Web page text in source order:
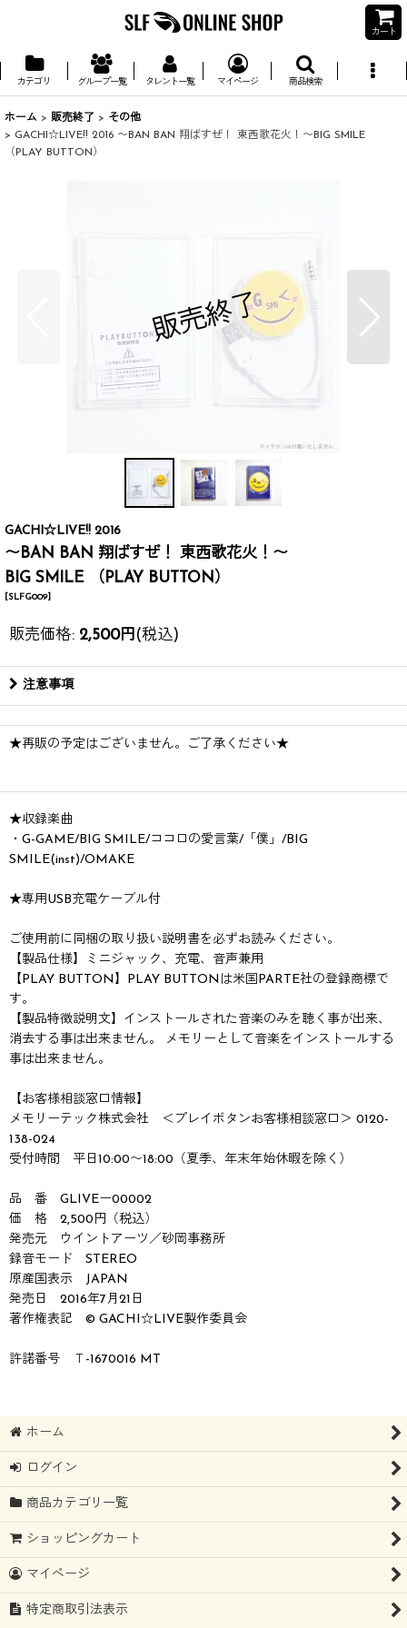
カート
カテゴリ グループ一覧 タレント一覧 マイページ 商品検索
ホーム > 販売終了 > その他
> GACHI☆LIVE!! 2016 〜BAN BAN 翔ばすぜ！ 東西歌花火！〜BIG SMILE
（PLAY BUTTON）
GACHI☆LIVE!! 2016
〜BAN BAN 翔ばすぜ！ 東西歌花火！〜
BIG SMILE （PLAY BUTTON）
[SLFG009]
販売価格: 2,500円 (税込)
注意事項
★再販の予定はございません。ご了承ください★
★収録楽曲
・G-GAME/BIG SMILE/ココロの愛言葉/「僕」/BIG
SMILE(inst)/OMAKE
★専用USB充電ケーブル付
ご使用前に同梱の取り扱い説明書を必ずお読みください。
【製品仕様】ミニジャック、充電、音声兼用
【PLAY BUTTON】PLAY BUTTONは米国PARTE社の登録商標で
す。
【製品特徴説明文】インストールされた音楽のみを聴く事が出来、
消去する事は出来ません。 メモリーとして音楽をインストールする
事は出来ません。
【お客様相談窓口情報】
メモリーテック株式会社 ＜プレイボタンお客様相談窓口＞ 0120-
138-024
受付時間 平日10:00〜18:00（夏季、年末年始休暇を除く）
品 番 GLIVEー00002
価 格 2,500円（税込）
発売元 ウイントアーツ／砂岡事務所
録音モード STEREO
原産国表示 JAPAN
発売日 2016年7月21日
著作権表記 © GACHI☆LIVE製作委員会
許諾番号 Ｔ-1670016 MT
ホーム
ログイン
商品カテゴリ一覧
ショッピングカート
マイページ
特定商取引法表示